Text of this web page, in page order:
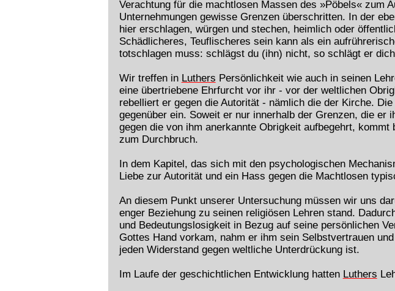
Verachtung für die machtlosen Massen des »Pöbels« zum
Unternehmungen gewisse Grenzen überschritten. In der
hier erschlagen, würgen und stechen, heimlich oder
Schädlicheres, Teuflischeres sein kann als ein
totschlagen muss: schlägst du (ihn) nicht, so schlägt er
Wir treffen in Luthers Persönlichkeit wie auch in seinen
eine übertriebene Ehrfurcht vor ihr - vor der weltlichen
rebelliert er gegen die Autorität - nämlich die der Kirche.
gegenüber ein. Soweit er nur innerhalb der Grenzen, die
gegen die von ihm anerkannte Obrigkeit aufbegehrt,
zum Durchbruch.
In dem Kapitel, das sich mit den psychologischen
Liebe zur Autorität und ein Hass gegen die Machtlosen
An diesem Punkt unserer Untersuchung müssen wir uns
enger Beziehung zu seinen religiösen Lehren stand.
und Bedeutungslosigkeit in Bezug auf seine persönlichen
Gottes Hand vorkam, nahm er ihm sein Selbstvertrauen
jeden Widerstand gegen weltliche Unterdrückung ist.
Im Laufe der geschichtlichen Entwicklung hatten Luthers